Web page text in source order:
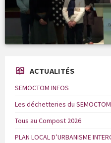
ACTUALITÉS
SEMOCTOM INFOS
Les déchetteries du
Tous au Compost 2026
PLAN LOCAL D’URBANISME